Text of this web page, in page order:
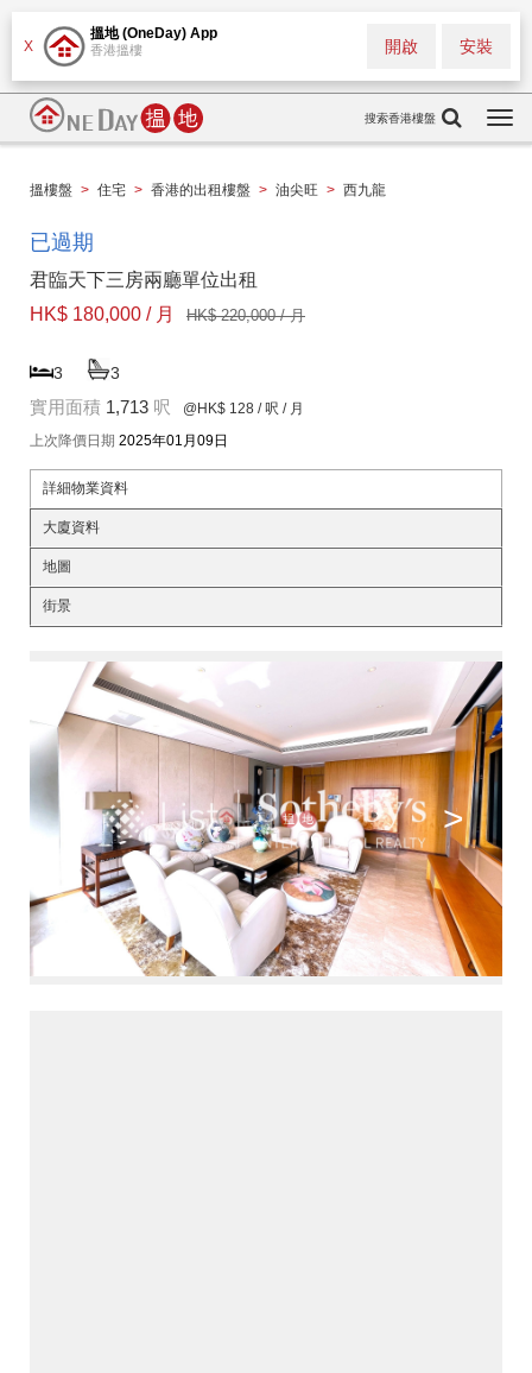
X
搵地 (OneDay) App
香港搵樓 安裝
開啟
搜索香港樓盤
搵樓盤 > 住宅 > 香港的出租樓盤 > 油尖旺 > 西九龍
已過期
君臨天下三房兩廳單位出租
HK$ 180,000 / 月
HK$ 220,000 / 月
3 3
實用面積 1,713 呎 @HK$ 128 / 呎 / 月
上次降價日期 2025年01月09日
詳細物業資料
大廈資料
地圖
街景
< >